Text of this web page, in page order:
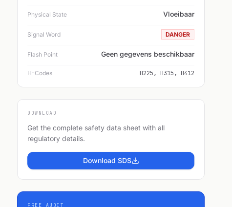
Physical State Vloeibaar
Signal Word DANGER
Flash Point Geen gegevens beschikbaar
H-Codes H225, H315, H412
DOWNLOAD
Get the complete safety data sheet with all
regulatory details.
Download SDS
FREE AUDIT